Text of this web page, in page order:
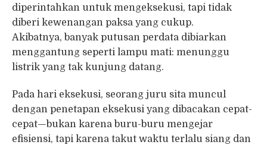
diperintahkan untuk mengeksekusi, tapi tidak
diberi kewenangan paksa yang cukup.
Akibatnya, banyak putusan perdata dibiarkan
menggantung seperti lampu mati: menunggu
listrik yang tak kunjung datang.
Pada hari eksekusi, seorang juru sita muncul
dengan penetapan eksekusi yang dibacakan cepat-
cepat—bukan karena buru-buru mengejar
efisiensi, tapi karena takut waktu terlalu siang dan